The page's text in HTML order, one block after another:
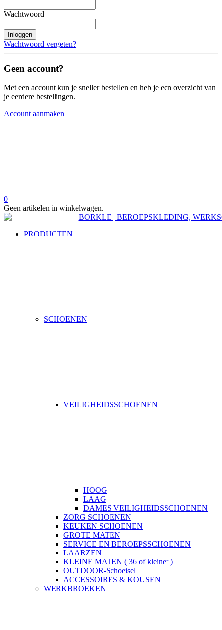
Wachtwoord
Inloggen
Wachtwoord vergeten?
Geen account?
Met een account kun je sneller bestellen en heb je een overzicht van
je eerdere bestellingen.
Account aanmaken
0
Geen artikelen in winkelwagen.
PRODUCTEN
SCHOENEN
VEILIGHEIDSSCHOENEN
HOOG
LAAG
DAMES VEILIGHEIDSSCHOENEN
ZORG SCHOENEN
KEUKEN SCHOENEN
GROTE MATEN
SERVICE EN BEROEPSSCHOENEN
LAARZEN
KLEINE MATEN ( 36 of kleiner )
OUTDOOR-Schoeisel
ACCESSOIRES & KOUSEN
WERKBROEKEN